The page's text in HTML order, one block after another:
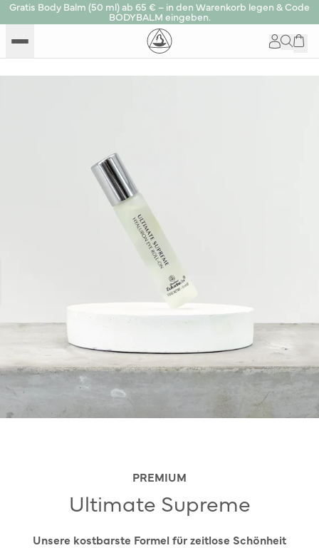
Gratis Body Balm (50 ml) ab 65 € – in den Warenkorb legen & Code
BODYBALM eingeben.
PREMIUM
Ultimate Supreme
Unsere kostbarste Formel für zeitlose Schönheit